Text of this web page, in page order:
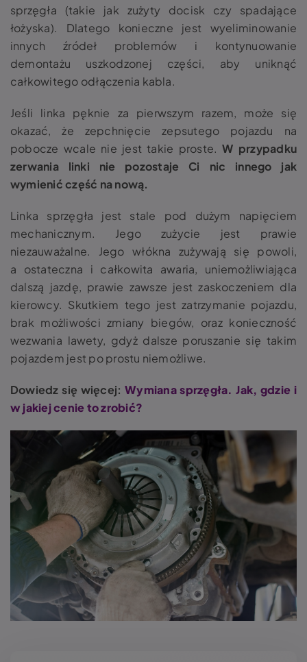
sprzęgła (takie jak zużyty docisk czy spadające
łożyska). Dlatego konieczne jest wyeliminowanie
innych źródeł problemów i kontynuowanie
demontażu uszkodzonej części, aby uniknąć
całkowitego odłączenia kabla.
Jeśli linka pęknie za pierwszym razem, może się
okazać, że zepchnięcie zepsutego pojazdu na
pobocze wcale nie jest takie proste.W przypadku
zerwania linki nie pozostaje Ci nic innego jak
wymienić część na nową.
Linka sprzęgła jest stale pod dużym napięciem
mechanicznym. Jego zużycie jest prawie
niezauważalne. Jego włókna zużywają się powoli,
a ostateczna i całkowita awaria, uniemożliwiająca
dalszą jazdę, prawie zawsze jest zaskoczeniem dla
kierowcy. Skutkiem tego jest zatrzymanie pojazdu,
brak możliwości zmiany biegów, oraz konieczność
wezwania lawety, gdyż dalsze poruszanie się takim
pojazdem jest po prostu niemożliwe.
Dowiedz się więcej: Wymiana sprzęgła. Jak, gdzie i
w jakiej cenie to zrobić?